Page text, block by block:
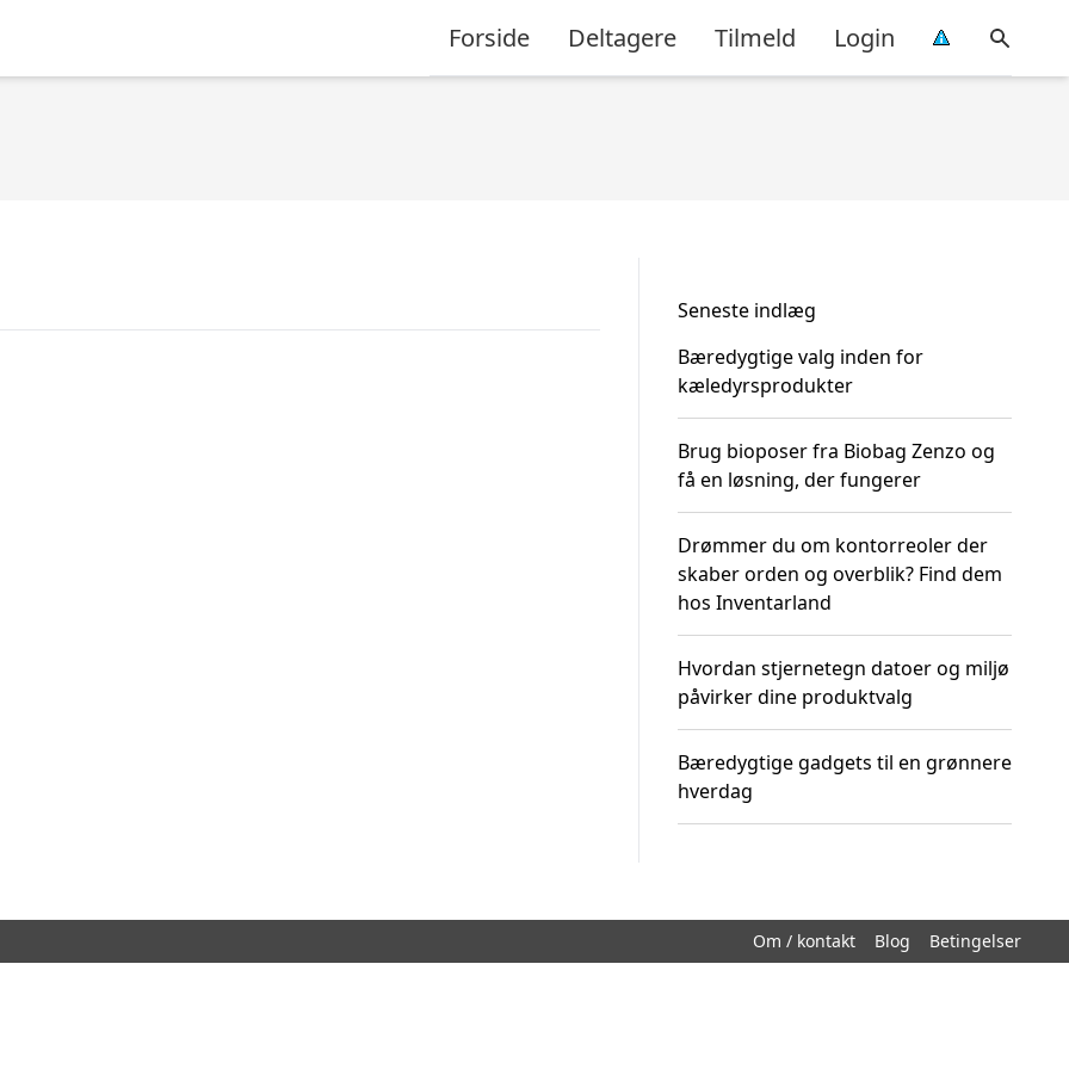
Forside Deltagere Tilmeld Login
Seneste indlæg
Bæredygtige valg inden for
kæledyrsprodukter
Brug bioposer fra Biobag Zenzo og
få en løsning, der fungerer
Drømmer du om kontorreoler der
skaber orden og overblik? Find dem
hos Inventarland
Hvordan stjernetegn datoer og miljø
påvirker dine produktvalg
Bæredygtige gadgets til en grønnere
hverdag
Om / kontakt Blog Betingelser